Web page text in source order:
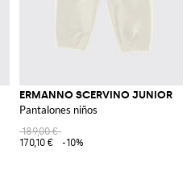
ERMANNO SCERVINO JUNIOR
Pantalones niños
189,00 €
170,10 €
-10%